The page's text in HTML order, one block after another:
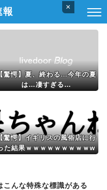
×
報
驚愕】夏、終わる…今年の夏
は…凄すぎる…
驚愕】イギリスの風俗店に行
た結果ｗｗｗｗｗｗｗｗｗw
こんな特殊な標識がある